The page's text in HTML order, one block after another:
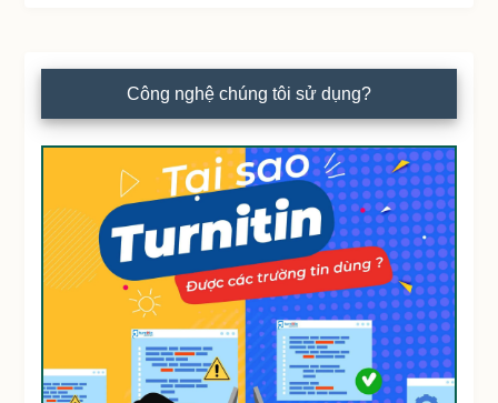
Công nghệ chúng tôi sử dụng?